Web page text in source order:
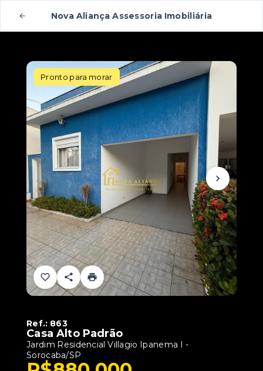
Nova Aliança Assessoria Imobiliária
Pronto para morar
Ref.: 863
Casa Alto Padrão
Jardim Residencial Villagio Ipanema I -
Sorocaba/SP